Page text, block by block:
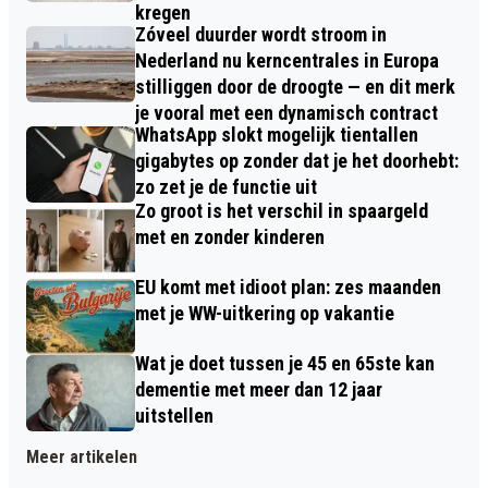
kregen
Zóveel duurder wordt stroom in
Nederland nu kerncentrales in Europa
stilliggen door de droogte — en dit merk
je vooral met een dynamisch contract
WhatsApp slokt mogelijk tientallen
gigabytes op zonder dat je het doorhebt:
zo zet je de functie uit
Zo groot is het verschil in spaargeld
met en zonder kinderen
EU komt met idioot plan: zes maanden
met je WW-uitkering op vakantie
Wat je doet tussen je 45 en 65ste kan
dementie met meer dan 12 jaar
uitstellen
Meer artikelen